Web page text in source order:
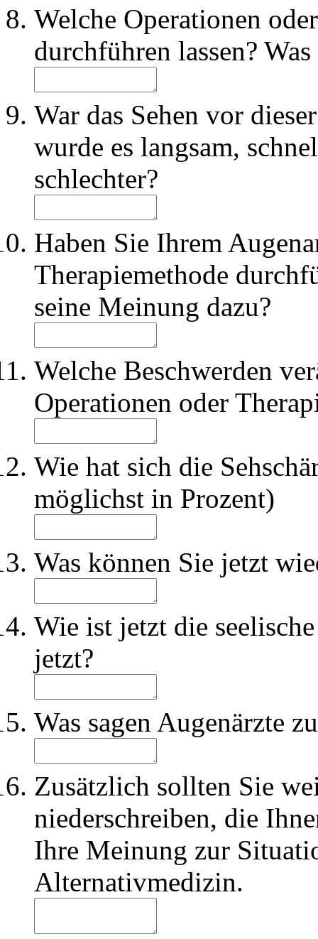
Welche Operationen
durchführen lassen?
War das Sehen vor
wurde es langsam,
schlechter?
Haben Sie Ihrem
Therapiemethode
seine Meinung dazu?
Welche Beschwerden
Operationen oder
Wie hat sich die
möglichst in Prozent)
Was können Sie jetzt
Wie ist jetzt die
jetzt?
Was sagen Augenärzte
Zusätzlich sollten Sie
niederschreiben, die
Ihre Meinung zur
Alternativmedizin.